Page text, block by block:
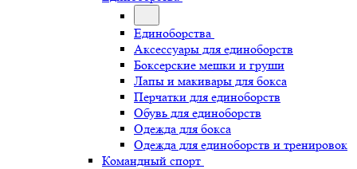
Единоборства
Аксессуары для единоборств
Боксерские мешки и груши
Лапы и макивары для бокса
Перчатки для единоборств
Обувь для единоборств
Одежда для бокса
Одежда для единоборств и тренировок
Командный спорт